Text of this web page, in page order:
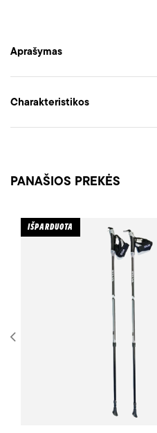
Aprašymas
Charakteristikos
PANAŠIOS PREKĖS
IŠPARDUOTA